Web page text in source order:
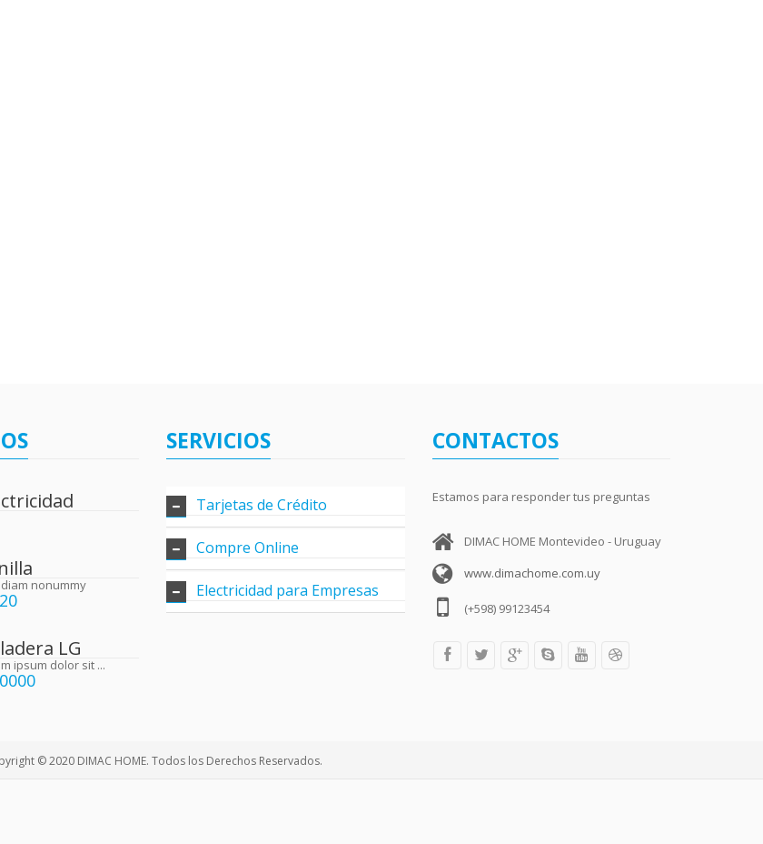
nonummy
LG
ipsum dolor sit ...
SERVICIOS
Tarjetas de Crédito
Compre Online
Electricidad para Empresas
CONTACTOS
Estamos para responder tus preguntas
DIMAC HOME Montevideo - Uruguay
www.dimachome.com.uy
(+598) 99123454
© 2020 DIMAC HOME. Todos los Derechos Reservados.